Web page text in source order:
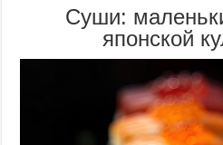
Суши:
японской